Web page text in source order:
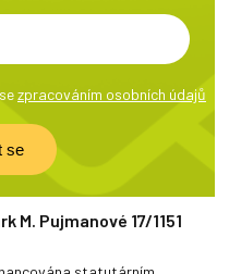
zpracováním osobních údajů
M. Pujmanové 17/1151